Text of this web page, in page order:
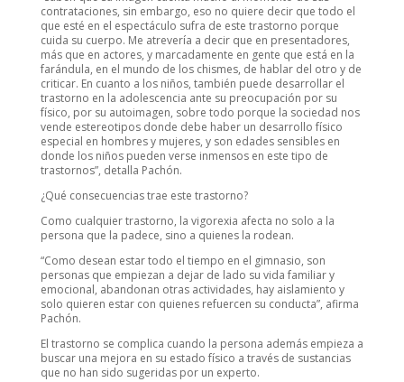
contrataciones, sin embargo, eso no quiere decir que todo el
que esté en el espectáculo sufra de este trastorno porque
cuida su cuerpo. Me atrevería a decir que en presentadores,
más que en actores, y marcadamente en gente que está en la
farándula, en el mundo de los chismes, de hablar del otro y de
criticar. En cuanto a los niños, también puede desarrollar el
trastorno en la adolescencia ante su preocupación por su
físico, por su autoimagen, sobre todo porque la sociedad nos
vende estereotipos donde debe haber un desarrollo físico
especial en hombres y mujeres, y son edades sensibles en
donde los niños pueden verse inmensos en este tipo de
trastornos”, detalla Pachón.
¿Qué consecuencias trae este trastorno?
Como cualquier trastorno, la vigorexia afecta no solo a la
persona que la padece, sino a quienes la rodean.
“Como desean estar todo el tiempo en el gimnasio, son
personas que empiezan a dejar de lado su vida familiar y
emocional, abandonan otras actividades, hay aislamiento y
solo quieren estar con quienes refuercen su conducta”, afirma
Pachón.
El trastorno se complica cuando la persona además empieza a
buscar una mejora en su estado físico a través de sustancias
que no han sido sugeridas por un experto.